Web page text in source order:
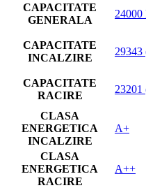
CAPACITATE
GENERALA
CAPACITATE
INCALZIRE
CAPACITATE
RACIRE
CLASA
ENERGETICA
INCALZIRE
A+
CLASA
ENERGETICA
RACIRE
A++